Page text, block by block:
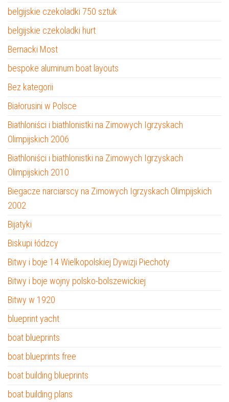
belgijskie czekoladki 750 sztuk
belgijskie czekoladki hurt
Bernacki Most
bespoke aluminum boat layouts
Bez kategorii
Białorusini w Polsce
Biathloniści i biathlonistki na Zimowych Igrzyskach
Olimpijskich 2006
Biathloniści i biathlonistki na Zimowych Igrzyskach
Olimpijskich 2010
Biegacze narciarscy na Zimowych Igrzyskach Olimpijskich
2002
Bijatyki
Biskupi łódzcy
Bitwy i boje 14 Wielkopolskiej Dywizji Piechoty
Bitwy i boje wojny polsko-bolszewickiej
Bitwy w 1920
blueprint yacht
boat blueprints
boat blueprints free
boat building blueprints
boat building plans